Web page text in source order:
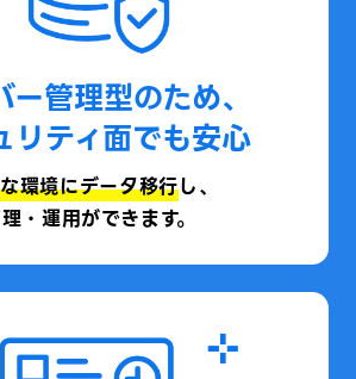
ー管理型のため、
リティ面でも安心
環境にデータ移行し、
・運用ができます。